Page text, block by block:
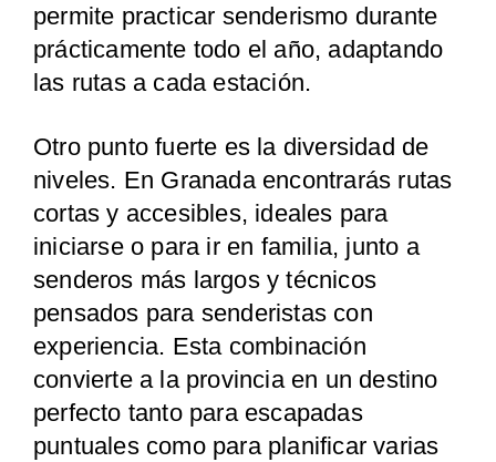
permite practicar senderismo durante
prácticamente todo el año, adaptando
las rutas a cada estación.
Otro punto fuerte es la diversidad de
niveles. En Granada encontrarás rutas
cortas y accesibles, ideales para
iniciarse o para ir en familia, junto a
senderos más largos y técnicos
pensados para senderistas con
experiencia. Esta combinación
convierte a la provincia en un destino
perfecto tanto para escapadas
puntuales como para planificar varias